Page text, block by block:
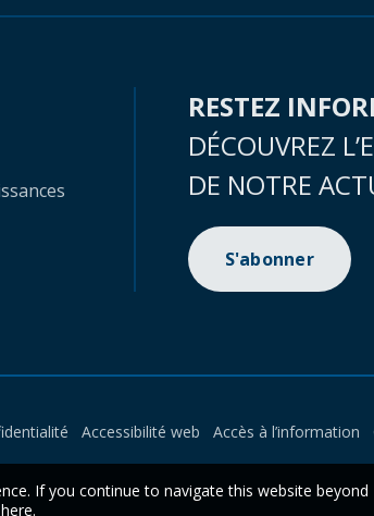
RESTEZ
DÉCOUVREZ
DE NOTRE
S'abonner
Accessibilité web Accès à l’information
If you continue to navigate this website beyond
.